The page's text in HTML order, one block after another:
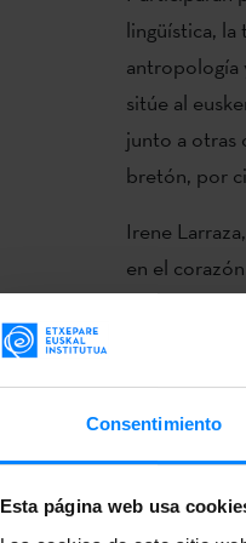
Consentimiento
Esta página web usa
lingüística,
antropología
sitúe al
junto a otras
bretón, por
Irene
en el
lugar para el
márgenes,
Además de